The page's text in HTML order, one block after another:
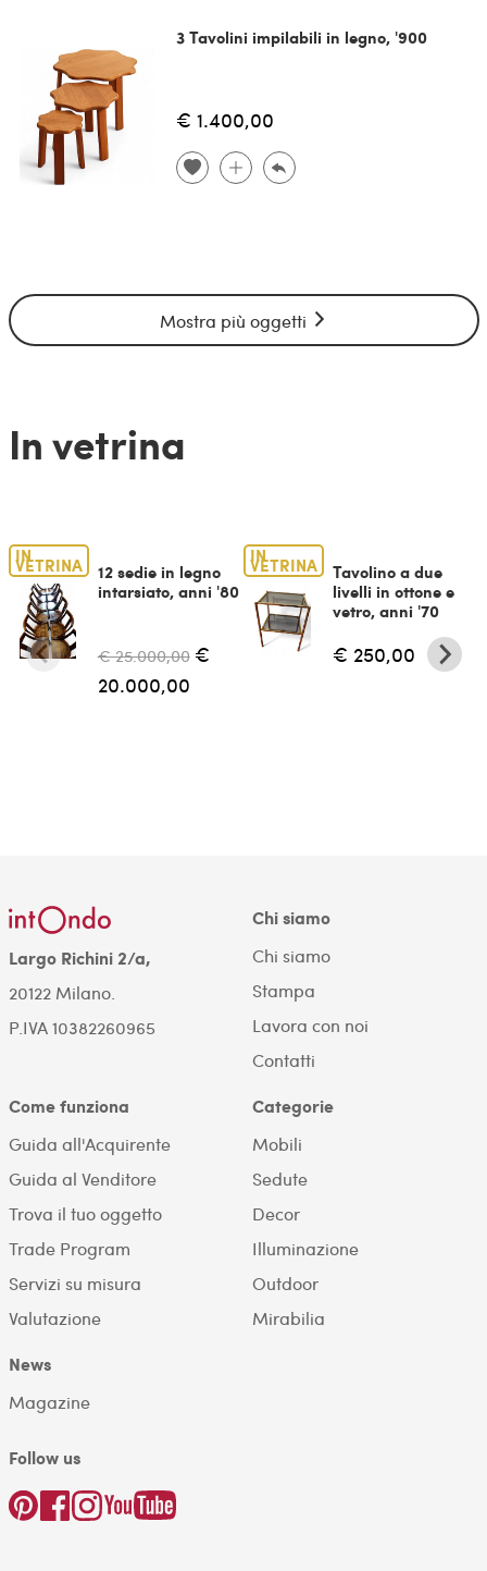
3 Tavolini impilabili in legno, '900
€ 1.400,00
Mostra più oggetti
In vetrina
IN
VETRINA
12 sedie in legno
intarsiato, anni '80
€ 25.000,00 €
20.000,00
IN
VETRINA
Tavolino a due
livelli in ottone e
vetro, anni '70
€ 250,00
Largo Richini 2/a,
20122 Milano.
P.IVA 10382260965
Chi siamo
Chi siamo
Stampa
Lavora con noi
Contatti
Come funziona
Guida all'Acquirente
Guida al Venditore
Trova il tuo oggetto
Trade Program
Servizi su misura
Valutazione
Categorie
Mobili
Sedute
Decor
Illuminazione
Outdoor
Mirabilia
News
Magazine
Follow us